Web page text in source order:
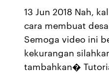
13 Jun 2018 Nah,
cara membuat
Semoga video ini
kekurangan
tambahkan�